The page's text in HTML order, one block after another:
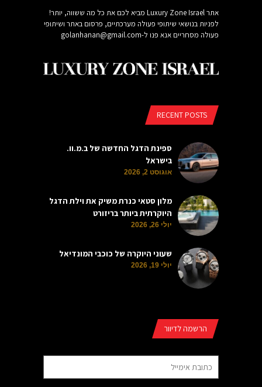
אתר Luxury Zone Israel מביא לכם את כל מה ששווה, יותר!
לפניות בנושאי שיתופי פעולה מערכתיים, פרסום באתר ושיתופי
פעולה מסחריים אנא פנו ל-golanhanan@gmail.com
RECENT POSTS
ספינת הדגל החדשה של ב.מ.וו.
בישראל
אוגוסט 2, 2026
מלון סטאי כנרת משיק את וילת הדגל
היוקרתית ביותר בריזורט
יולי 26, 2026
שעוני היוקרה של כוכבי המונדיאל
יולי 19, 2026
הרשמה לדיוור